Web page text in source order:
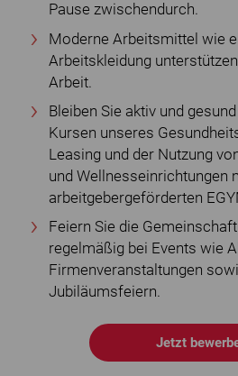
Pause zwischendurch.
Moderne Arbeitsmittel wie
Arbeitskleidung
Arbeit.
Bleiben Sie aktiv und
Kursen unseres
Leasing und der Nutzung
und Wellnesseinrichtungen
arbeitgebergeförderten
Feiern Sie die
regelmäßig bei Events wie
Firmenveranstaltungen
Jubiläumsfeiern.
Jetzt